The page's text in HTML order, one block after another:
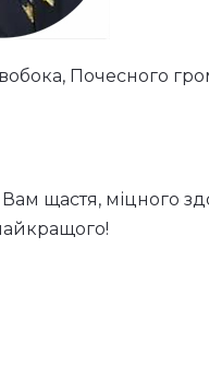
Почесного
щастя, міцного